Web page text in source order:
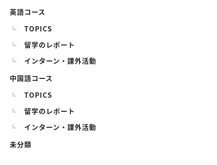
英語コース
TOPICS
留学のレポート
インターン・課外活動
中国語コース
TOPICS
留学のレポート
インターン・課外活動
未分類